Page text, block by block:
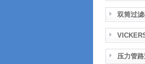
双筒过滤
压力管路